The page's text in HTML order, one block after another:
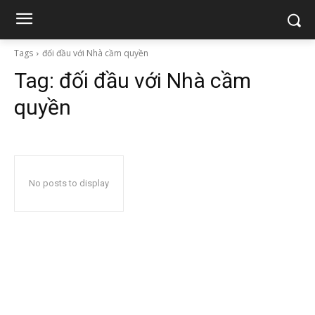
Tags đối đầu với Nhà cầm quyền
Tag: đối đầu với Nhà cầm
quyền
No posts to display